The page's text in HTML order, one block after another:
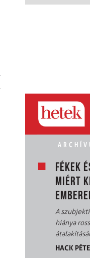
FÉKEK
MIÉRT
A
hiánya
HACK